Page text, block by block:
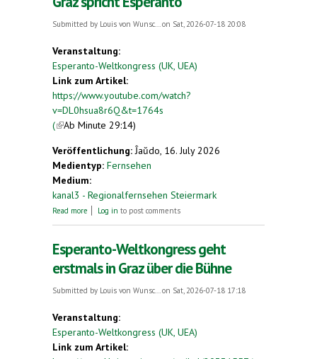
Submitted by Louis von Wunsc... on Sat, 2026-07-18 20:08
Veranstaltung:
Esperanto-Weltkongress (UK, UEA)
Link zum Artikel:
https://www.youtube.com/watch?
v=DL0hsua8r6Q&t=1764s
((link is external)
Ab Minute 29:14)
Veröffentlichung: Ĵaŭdo, 16. July 2026
Medientyp: Fernsehen
Medium:
kanal3 - Regionalfernsehen Steiermark
Read more about Stadtgespräch mit Gregor Withalm: Graz
Log in to post comments
Esperanto-Weltkongress geht
erstmals in Graz über die Bühne
Submitted by Louis von Wunsc... on Sat, 2026-07-18 17:18
Veranstaltung:
Esperanto-Weltkongress (UK, UEA)
Link zum Artikel: